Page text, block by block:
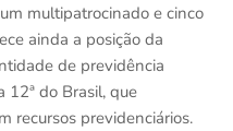
multipatrocinado e cinco
ainda a posição da
de previdência
12ª do Brasil, que
recursos previdenciários.